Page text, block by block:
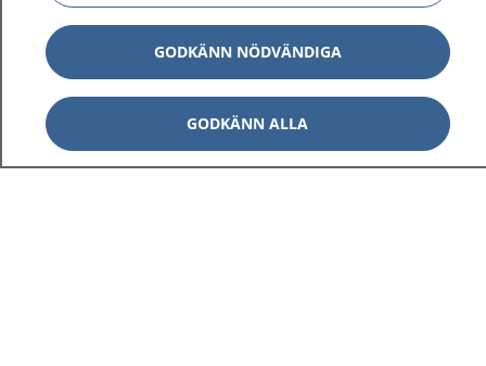
1177 på flera språk Visa
Om 1177 Visa
Visa
GODKÄNN NÖDVÄNDIGA
GODKÄNN ALLA